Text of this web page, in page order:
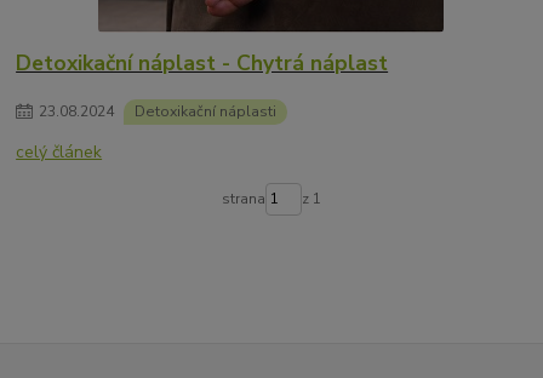
Detoxikační náplast - Chytrá náplast
23.08.2024 Detoxikační náplasti
celý článek
strana z 1